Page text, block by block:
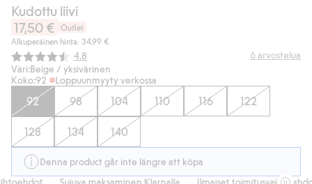
Kudottu liivi
17,50 €
Outlet
Alkuperäinen hinta: 34,99 €
Keskimääräinen luokitus:
4.8 6 arvostelua
Väri:Beige / yksivärinen
Koko:92 Loppuunmyyty verkossa
92 98 104 110 116 122
128 134 140
Denna product går inte längre att köpa
Sujuva maksaminen Klarnalla Ilmaiset toimitusvaihtoehdot